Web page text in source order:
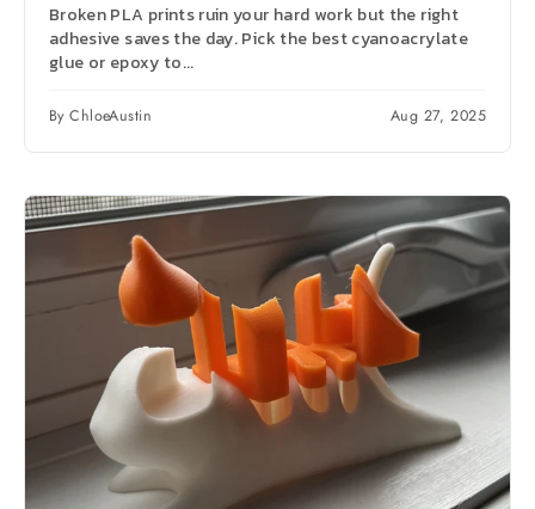
Broken PLA prints ruin your hard work but the right
adhesive saves the day. Pick the best cyanoacrylate
glue or epoxy to...
By ChloeAustin Aug 27, 2025